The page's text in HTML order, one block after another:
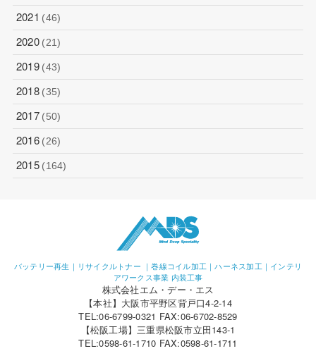
2021 (46)
2020 (21)
2019 (43)
2018 (35)
2017 (50)
2016 (26)
2015 (164)
バッテリー再生｜リサイクルトナー ｜巻線コイル加工｜ハーネス加工｜インテリ
アワークス事業 内装工事
株式会社エム・デー・エス
【本社】大阪市平野区背戸口4-2-14
TEL:06-6799-0321 FAX:06-6702-8529
【松阪工場】三重県松阪市立田143-1
TEL:0598-61-1710 FAX:0598-61-1711